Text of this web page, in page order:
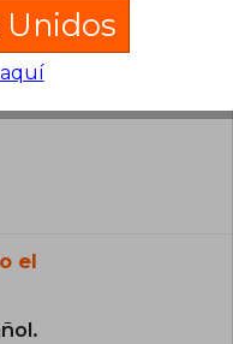
sobre el libro
el
Unidos